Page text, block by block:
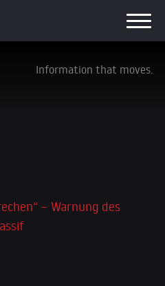
Information that moves.
– Warnung